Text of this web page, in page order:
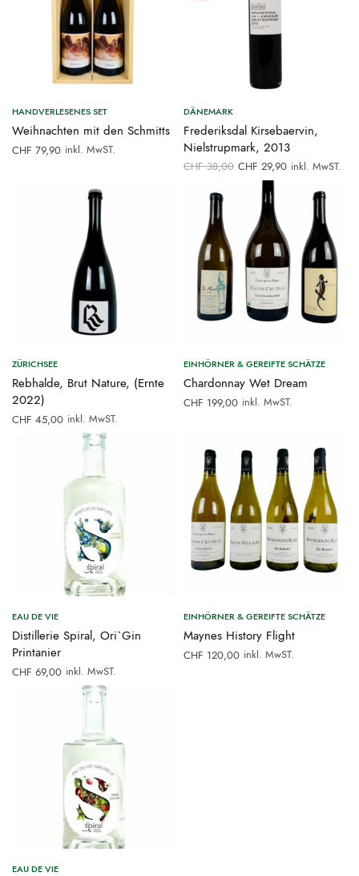
HANDVERLESENES SET
Weihnachten mit den Schmitts
CHF 79,90 inkl. MwST.
DÄNEMARK
Frederiksdal Kirsebaervin,
Nielstrupmark, 2013
CHF38,00 Ursprünglicher
Preis war:
CHF 38,00
CHF 29,90Aktueller
CHF 29,90.
inkl. MwST.
ZÜRICHSEE
Rebhalde, Brut Nature, (Ernte
2022)
CHF 45,00 inkl. MwST.
EINHÖRNER & GEREIFTE SCHÄTZE
Chardonnay Wet Dream
CHF 199,00 inkl. MwST.
EAU DE VIE
Distillerie Spiral, Ori`Gin
Printanier
CHF 69,00 inkl. MwST.
EINHÖRNER & GEREIFTE SCHÄTZE
Maynes History Flight
CHF 120,00 inkl. MwST.
EAU DE VIE